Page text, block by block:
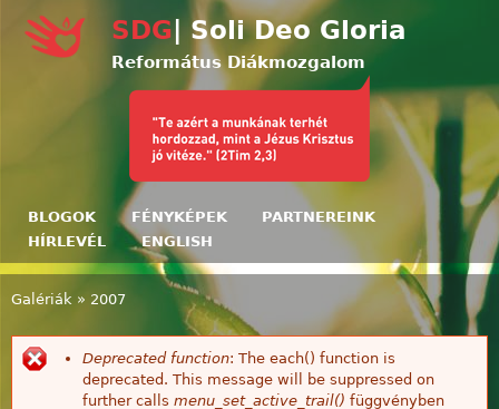
Ugrás a tartalomra
SDG| Soli Deo Gloria
Református Diákmozgalom
BLOGOK FÉNYKÉPEK
PARTNEREINK
HÍRLEVÉL
ENGLISH
Jelenlegi hely
Galériák » 2007
Hibaüzenet
Deprecated function: The each() function is
deprecated. This message will be suppressed on
further calls menu_set_active_trail() függvényben